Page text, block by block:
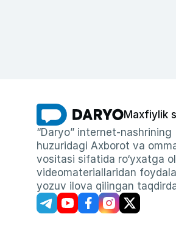
Maxfiylik
“Daryo” internet-
huzuridagi Axborot va
vositasi sifatida ro‘yxatga
videomateriallaridan
yozuv ilova qilingan taqdirda